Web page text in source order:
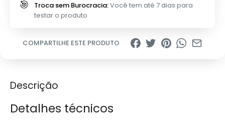
Troca sem Burocracia:Você tem até 7 dias para
testar o produto
COMPARTILHE ESTE PRODUTO
Descrição
Detalhes técnicos